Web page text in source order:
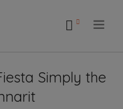
Simply the